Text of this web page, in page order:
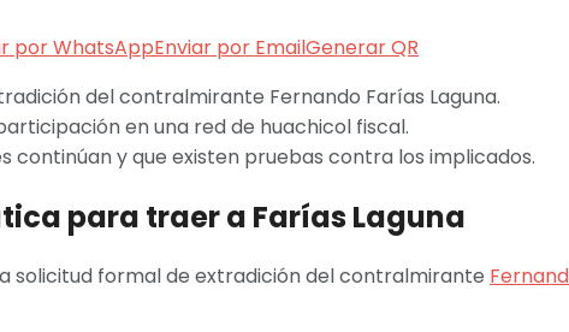
por WhatsAppEnviar por EmailGenerar QR
del contralmirante Fernando Farías Laguna.
en una red de huachicol fiscal.
continúan y que existen pruebas contra los implicados.
para traer a Farías Laguna
solicitud formal de extradición del contralmirante